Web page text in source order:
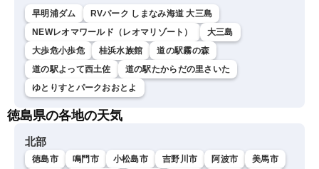
早明浦ダム
RVパーク しまなみ海道 大三島
NEWレオマワールド（レオマリゾート）
大三島
大歩危小歩危
桂浜水族館
道の駅霧の森
道の駅よって西土佐
道の駅たからだの里さいた
ゆとりすとパークおおとよ
徳島県の各地の天気
北部
徳島市 鳴門市 小松島市 吉野川市 阿波市 美馬市